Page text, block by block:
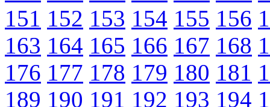
151 152 153 154 155 156
163 164 165 166 167 168
176 177 178 179 180 181
189 190 191 192 193 194